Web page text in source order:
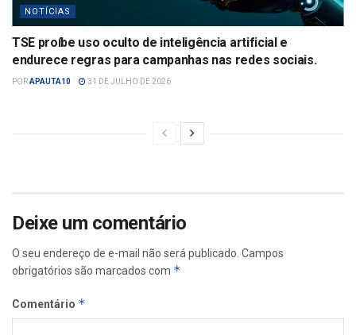
NOTÍCIAS
TSE proíbe uso oculto de inteligência artificial e
endurece regras para campanhas nas redes sociais.
PORAPAUTA10 31 DE JULHO DE 2026
Deixe um comentário
O seu endereço de e-mail não será publicado. Campos
obrigatórios são marcados com *
Comentário *